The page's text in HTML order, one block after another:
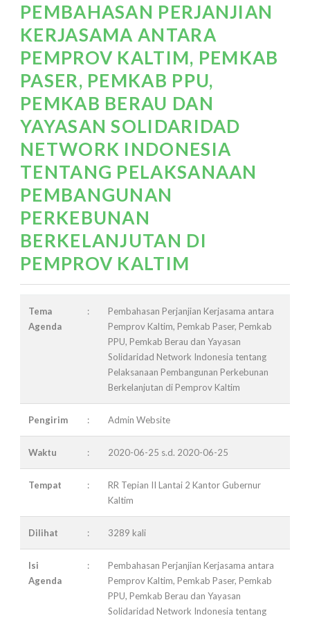
PEMBAHASAN PERJANJIAN
KERJASAMA ANTARA
PEMPROV KALTIM, PEMKAB
PASER, PEMKAB PPU,
PEMKAB BERAU DAN
YAYASAN SOLIDARIDAD
NETWORK INDONESIA
TENTANG PELAKSANAAN
PEMBANGUNAN
PERKEBUNAN
BERKELANJUTAN DI
PEMPROV KALTIM
Tema
Agenda
:
Pembahasan Perjanjian Kerjasama antara
Pemprov Kaltim, Pemkab Paser, Pemkab
PPU, Pemkab Berau dan Yayasan
Solidaridad Network Indonesia tentang
Pelaksanaan Pembangunan Perkebunan
Berkelanjutan di Pemprov Kaltim
Pengirim : Admin Website
Waktu : 2020-06-25 s.d. 2020-06-25
Tempat :
RR Tepian II Lantai 2 Kantor Gubernur
Kaltim
Dilihat : 3289 kali
Isi
Agenda
:
Pembahasan Perjanjian Kerjasama antara
Pemprov Kaltim, Pemkab Paser, Pemkab
PPU, Pemkab Berau dan Yayasan
Solidaridad Network Indonesia tentang